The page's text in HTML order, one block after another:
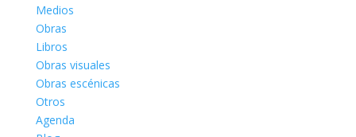
Medios
Obras
Libros
Obras visuales
Obras escénicas
Otros
Agenda